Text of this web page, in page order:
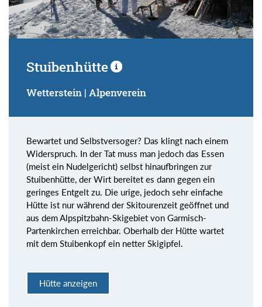
Stuibenhütte
Wetterstein | Alpenverein
Bewartet und Selbstversoger? Das klingt nach einem
Widerspruch. In der Tat muss man jedoch das Essen
(meist ein Nudelgericht) selbst hinaufbringen zur
Stuibenhütte, der Wirt bereitet es dann gegen ein
geringes Entgelt zu. Die urige, jedoch sehr einfache
Hütte ist nur während der Skitourenzeit geöffnet und
aus dem Alpspitzbahn-Skigebiet von Garmisch-
Partenkirchen erreichbar. Oberhalb der Hütte wartet
mit dem Stuibenkopf ein netter Skigipfel.
Hütte anzeigen